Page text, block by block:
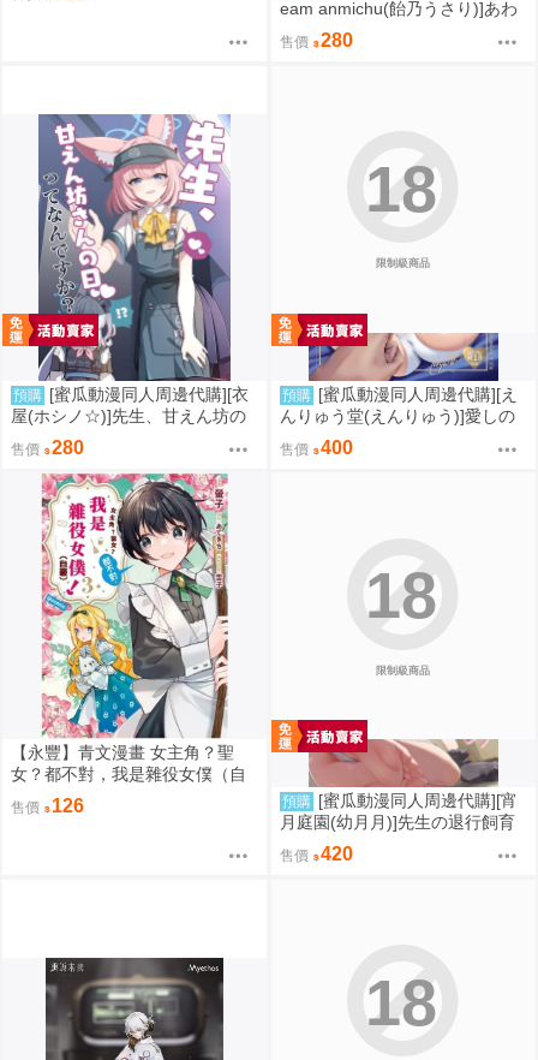
eam anmichu(飴乃うさり)]あわ
いろ魔法少女(同人誌)
售價 280
預購 [蜜瓜動漫同人周邊代購][衣
屋(ホシノ☆)]先生、甘えん坊の
日って何ですか(蔚藍檔案)(同人
誌)
售價 280
限制級商品
18
預購 [蜜瓜動漫同人周邊代購][え
んりゅう堂(えんりゅう)]愛しの
あなたとえっちしたい!下巻【ク
リアファイルバック特典付き】
售價 400
【永豐】青文漫畫 女主角？聖
女？都不對，我是雜役女僕（自
豪）！@comic 3 (全新) 出版
日：2026/08
售價 126
限制級商品
18
預購 [蜜瓜動漫同人周邊代購][宵
月庭園(幼月月)]先生の退行飼育
計画(蔚藍檔案)(同人誌)
售價 420
18